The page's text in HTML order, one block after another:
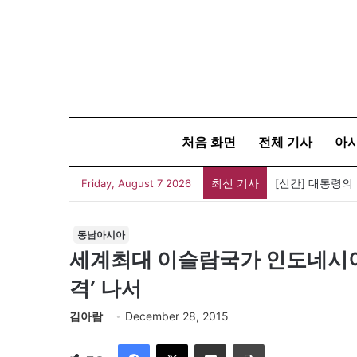
처음 화면 전체 기사 아
Friday, August 7 2026 최신 기사 [신간] 대통령의
동남아시아
세계최대 이슬람국가 인도네시
격’ 나서
김아람 December 28, 2015
이메일